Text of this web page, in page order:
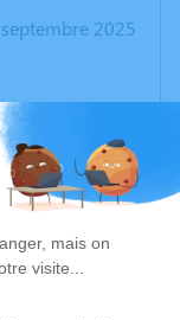
2025
pour laisser
une
des
à honorer la